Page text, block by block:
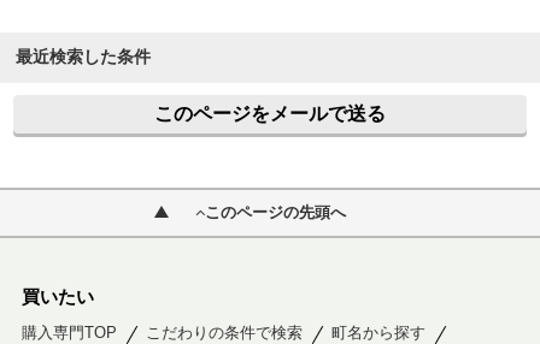
最近検索した条件
このページをメールで送る
このページの先頭へ
買いたい
購入専門TOP こだわりの条件で検索
町名から探す